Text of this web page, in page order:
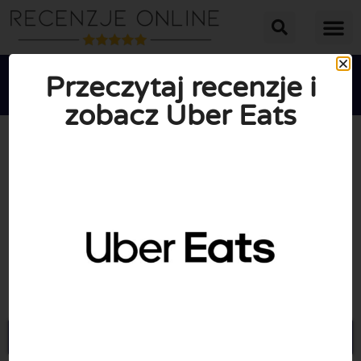

Przeczytaj recenzje i
zobacz Uber Eats